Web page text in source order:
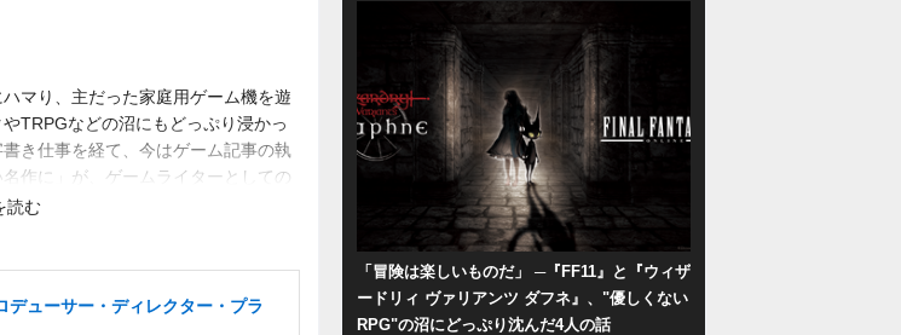
マり、主だった家庭用ゲーム機を遊
TRPGなどの沼にもどっぷり浸かっ
き仕事を経て、今はゲーム記事の執
作に」が、ゲームライターとしての
スポットを当てたがる。仕事は幅広
む
デューサー・ディレクター・プラ
「冒険は楽しいものだ」 ─『FF11』と『ウィザ
ードリィ ヴァリアンツ ダフネ』、"優しくない
RPG"の沼にどっぷり沈んだ4人の話